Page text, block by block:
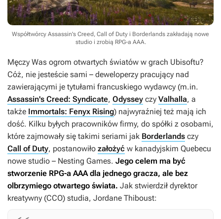
Współtwórcy Assassin's Creed, Call of Duty i Borderlands zakładają nowe
studio i zrobią RPG-a AAA.
Męczy Was ogrom otwartych światów w grach Ubisoftu?
Cóż, nie jesteście sami – deweloperzy pracujący nad
zawierającymi je tytułami francuskiego wydawcy (m.in.
Assassin's Creed: Syndicate, Odyssey czy Valhalla, a
także Immortals: Fenyx Rising) najwyraźniej też mają ich
dość. Kilku byłych pracowników firmy, do spółki z osobami,
które zajmowały się takimi seriami jak Borderlands czy
Call of Duty, postanowiło założyć w kanadyjskim Quebecu
nowe studio – Nesting Games. Jego celem ma być
stworzenie RPG-a AAA dla jednego gracza, ale bez
olbrzymiego otwartego świata. Jak stwierdził dyrektor
kreatywny (CCO) studia, Jordane Thiboust: